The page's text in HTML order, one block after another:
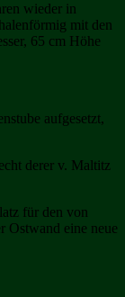
wieder in
mit den
65 cm Höhe
aufgesetzt,
derer v. Maltitz
für den von
Ostwand eine neue